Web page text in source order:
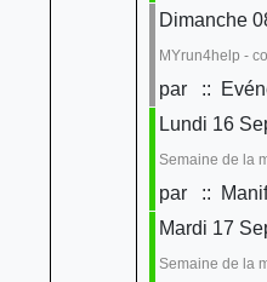
Dimanche
MYrun4help -
par
::
Lundi 16
Semaine de la
par
::
Mardi 17
Semaine de la